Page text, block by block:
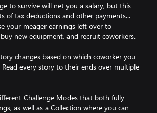
to survive will net you a salary, but this
of tax deductions and other payments...
your meager earnings left over to
new equipment, and recruit coworkers.
changes based on which coworker you
every story to their ends over multiple
Challenge Modes that both fully
as well as a Collection where you can